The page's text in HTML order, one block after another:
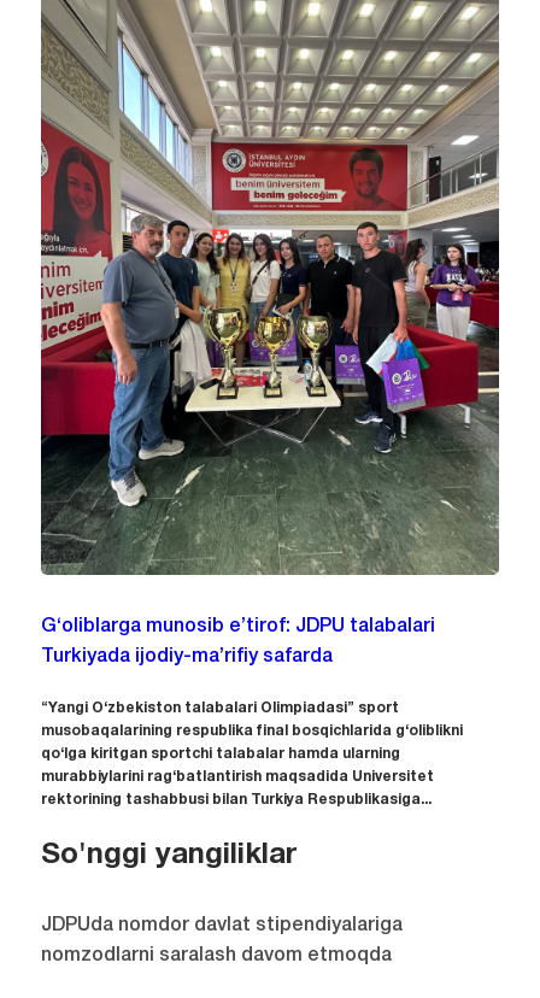
G‘oliblarga munosib e’tirof: JDPU talabalari
Turkiyada ijodiy-ma’rifiy safarda
“Yangi O‘zbekiston talabalari Olimpiadasi” sport
musobaqalarining respublika final bosqichlarida g‘oliblikni
qo‘lga kiritgan sportchi talabalar hamda ularning
murabbiylarini rag‘batlantirish maqsadida Universitet
rektorining tashabbusi bilan Turkiya Respublikasiga...
So'nggi yangiliklar
JDPUda nomdor davlat stipendiyalariga
nomzodlarni saralash davom etmoqda